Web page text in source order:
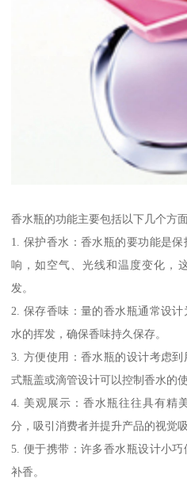
香水瓶的功能主要包括以下几个方面
1. 保护香水：香水瓶的要功能是
响，如空气、光线和温度变化，
发。
2. 保存香味：量的香水瓶通常设
水的挥发，确保香味持久保存。
3. 方便使用：香水瓶的设计考虑
式瓶盖或滴管设计可以控制香水的使
4. 美观展示：香水瓶往往具有精
分，吸引消费者并提升产品的视觉吸
5. 便于携带：许多香水瓶设计小
补香。